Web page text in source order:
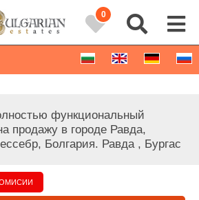
0
функциональный
продажу в городе Равда,
Болгария. Равда , Бургас